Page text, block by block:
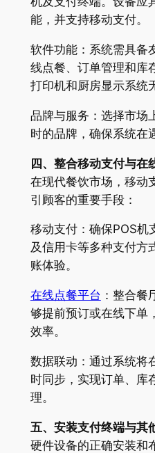
能，并支持移动支付。
软件功能：系统需具备
线点餐、订单管理和库
打印机和厨房显示系统
品牌与服务：选择市场
时的品牌，确保系统在
四、整合移动支付与在
在现代餐饮市场，移动
引顾客的重要手段：
移动支付：确保POS机
及信用卡等多种支付方
账体验。
在线点餐平台 ：整合餐
够提前预订或在线下单
效率。
数据联动：通过系统将
时同步，实现订单、库
理。
五、安装支付终端与其
硬件设备的正确安装和